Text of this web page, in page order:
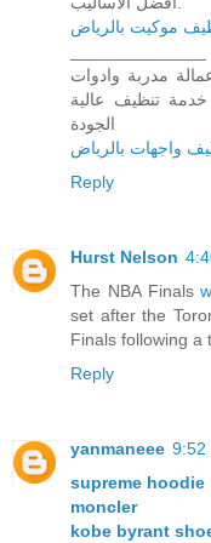
موكيت بالرياض
مدربة وادوات
تنظيف عالية
الجودة
واجهات بالرياض
Reply
Hurst Nelson
The NBA Finals
set after the
Finals following a
Reply
yanmaneee 9:52
supreme hoodie
moncler
kobe byrant